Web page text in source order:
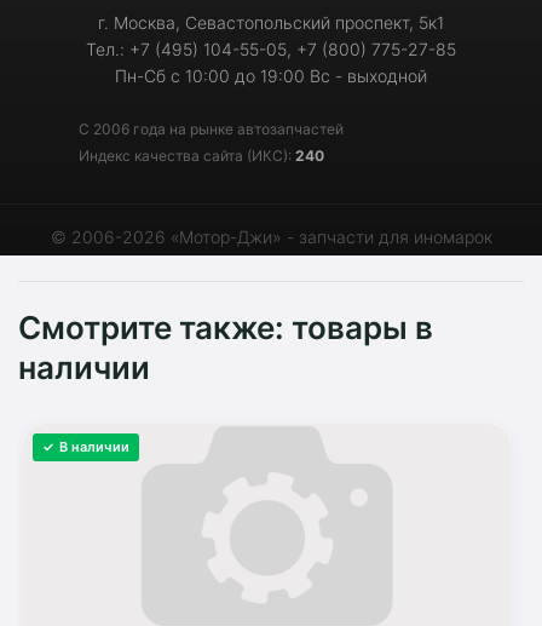
г. Москва, Севастопольский проспект, 5к1
Тел.: +7 (495) 104-55-05, +7 (800) 775-27-85
Пн-Сб с 10:00 до 19:00 Вс - выходной
С 2006 года на рынке автозапчастей
Индекс качества сайта (ИКС): 240
© 2006-2026 «Мотор-Джи» - запчасти для иномарок
Смотрите также: товары в
наличии
✓ В наличии